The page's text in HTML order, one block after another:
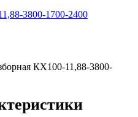
КХ100-11,88-3800-